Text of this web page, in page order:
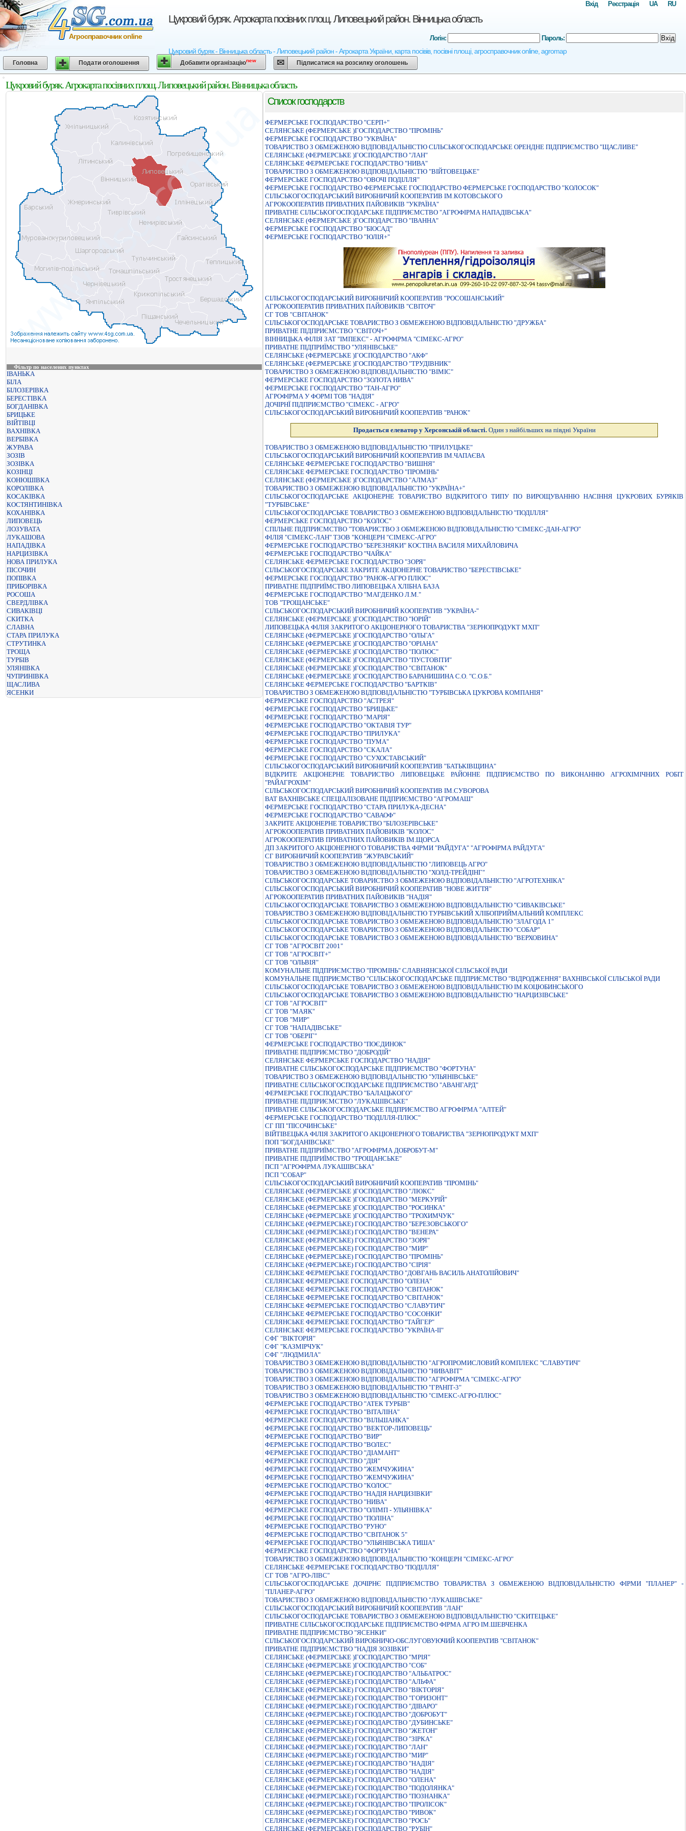
Цукровий буряк. Агрокарта посівних площ. Липовецький район. Вінницька область
Цукровий буряк - Вінницька область - Липовецький район - Агрокарта України, карта посівів, посівні площі, агросправочник online, agromap
Агросправочник online
RU
UA
Реєстрація
Вхід
Логін: Пароль: Вхід
Головна Подати оголошення Добавити організаціюnew Підписатися на розсилку оголошень
Цукровий буряк. Агрокарта посівних площ. Липовецький район. Вінницька область
Фільтр по населених пунктах
ІВАНЬКА
БІЛА
БІЛОЗЕРІВКА
БЕРЕСТІВКА
БОГДАНІВКА
БРИЦЬКЕ
ВІЙТІВЦІ
ВАХНІВКА
ВЕРБІВКА
ЖУРАВА
ЗОЗІВ
ЗОЗІВКА
КОЗІНЦІ
КОНЮШІВКА
КОРОЛІВКА
КОСАКІВКА
КОСТЯНТИНІВКА
КОХАНІВКА
ЛИПОВЕЦЬ
ЛОЗУВАТА
ЛУКАШОВА
НАПАДІВКА
НАРЦИЗІВКА
НОВА ПРИЛУКА
ПІСОЧИН
ПОПІВКА
ПРИБОРІВКА
РОСОША
СВЕРДЛІВКА
СИВАКІВЦІ
СКИТКА
СЛАВНА
СТАРА ПРИЛУКА
СТРУТИНКА
ТРОЩА
ТУРБІВ
УЛЯНІВКА
ЧУПРИНІВКА
ЩАСЛИВА
ЯСЕНКИ
Список господарств
ФЕРМЕРСЬКЕ ГОСПОДАРСТВО "СЕРП+"
СЕЛЯНСЬКЕ (ФЕРМЕРСЬКЕ )ГОСПОДАРСТВО "ПРОМIНЬ"
ФЕРМЕРСЬКЕ ГОСПОДАРСТВО "УКРАЇНА"
ТОВАРИСТВО З ОБМЕЖЕНОЮ ВІДПОВІДАЛЬНІСТЮ СІЛЬСЬКОГОСПОДАРСЬКЕ ОРЕНДНЕ ПІДПРИЄМСТВО "ЩАСЛИВЕ"
СЕЛЯНСЬКЕ (ФЕРМЕРСЬКЕ )ГОСПОДАРСТВО "ЛАН"
СЕЛЯНСЬКЕ ФЕРМЕРСЬКЕ ГОСПОДАРСТВО "НИВА"
ТОВАРИСТВО З ОБМЕЖЕНОЮ ВІДПОВІДАЛЬНІСТЮ "ВІЙТОВЕЦЬКЕ"
ФЕРМЕРСЬКЕ ГОСПОДАРСТВО "ОВОЧІ ПОДІЛЛЯ"
ФЕРМЕРСЬКЕ ГОСПОДАРСТВО ФЕРМЕРСЬКЕ ГОСПОДАРСТВО ФЕРМЕРСЬКЕ ГОСПОДАРСТВО "КОЛОСОК"
СIЛЬСЬКОГОСПОДАРСЬКИЙ ВИРОБНИЧИЙ КООПЕРАТИВ IМ.КОТОВСЬКОГО
АГРОКООПЕРАТИВ ПРИВАТНИХ ПАЙОВИКІВ "УКРАЇНА"
ПРИВАТНЕ СIЛЬСЬКОГОСПОДАРСЬКЕ ПIДПРИЄМСТВО "АГРОФIРМА НАПАДIВСЬКА"
СЕЛЯНСЬКЕ (ФЕРМЕРСЬКЕ )ГОСПОДАРСТВО "IВАННА"
ФЕРМЕРСЬКЕ ГОСПОДАРСТВО "БІОСАД"
ФЕРМЕРСЬКЕ ГОСПОДАРСТВО "ЮЛІЯ+"
СIЛЬСЬКОГОСПОДАРСЬКИЙ ВИРОБНИЧИЙ КООПЕРАТИВ "РОСОШАНСЬКИЙ"
АГРОКООПЕРАТИВ ПРИВАТНИХ ПАЙОВИКIВ "СВIТОЧ"
СГ ТОВ "СВІТАНОК"
СIЛЬСЬКОГОСПОДАРСЬКЕ ТОВАРИСТВО З ОБМЕЖЕНОЮ ВIДПОВIДАЛЬНIСТЮ "ДРУЖБА"
ПРИВАТНЕ ПIДПРИЄМСТВО "СВIТОЧ+"
ВІННИЦЬКА ФІЛІЯ ЗАТ "ІМПЕКС" - АГРОФІРМА "СІМЕКС-АГРО"
ПРИВАТНЕ ПIДПРИЇМСТВО "УЛЯНIВСЬКЕ"
СЕЛЯНСЬКЕ (ФЕРМЕРСЬКЕ )ГОСПОДАРСТВО "АКФ"
СЕЛЯНСЬКЕ (ФЕРМЕРСЬКЕ )ГОСПОДАРСТВО "ТРУДIВНИК"
ТОВАРИСТВО З ОБМЕЖЕНОЮ ВІДПОВІДАЛЬНІСТЮ "ВІМІС"
ФЕРМЕРСЬКЕ ГОСПОДАРСТВО "ЗОЛОТА НИВА"
ФЕРМЕРСЬКЕ ГОСПОДАРСТВО "ТАН-АГРО"
АГРОФІРМА У ФОРМІ ТОВ "НАДІЯ"
ДОЧІРНЇ ПІДПРИЄМСТВО "СІМЕКС - АГРО"
СIЛЬСЬКОГОСПОДАРСЬКИЙ ВИРОБНИЧИЙ КООПЕРАТИВ "РАНОК"
Продається елеватор у Херсонській області. Один з найбільших на півдні України
ТОВАРИСТВО З ОБМЕЖЕНОЮ ВIДПОВIДАЛЬНIСТЮ "ПРИЛУЦЬКЕ"
СIЛЬСЬКОГОСПОДАРСЬКИЙ ВИРОБНИЧИЙ КООПЕРАТИВ IМ.ЧАПАЄВА
СЕЛЯНСЬКЕ ФЕРМЕРСЬКЕ ГОСПОДАРСТВО "ВИШНЯ"
СЕЛЯНСЬКЕ ФЕРМЕРСЬКЕ ГОСПОДАРСТВО "ПРОМІНЬ"
СЕЛЯНСЬКЕ (ФЕРМЕРСЬКЕ )ГОСПОДАРСТВО "АЛМАЗ"
ТОВАРИСТВО З ОБМЕЖЕНОЮ ВIДПОВIДАЛЬНIСТЮ "УКРАЇНА+"
СIЛЬСЬКОГОСПОДАРСЬКЕ АКЦIОНЕРНЕ ТОВАРИСТВО ВIДКРИТОГО ТИПУ ПО ВИРОЩУВАННЮ НАСIННЯ ЦУКРОВИХ БУРЯКIВ
"ТУРБIВСЬКЕ"
СIЛЬСЬКОГОСПОДАРСЬКЕ ТОВАРИСТВО З ОБМЕЖЕНОЮ ВIДПОВIДАЛЬНIСТЮ "ПОДIЛЛЯ"
ФЕРМЕРСЬКЕ ГОСПОДАРСТВО "КОЛОС"
СПIЛЬНЕ ПIДПРИЄМСТВО "ТОВАРИСТВО З ОБМЕЖЕНОЮ ВIДПОВIДАЛЬНIСТЮ "СIМЕКС-ДАН-АГРО"
ФIЛIЯ "СIМЕКС-ЛАН" ТЗОВ "КОНЦЕРН "СIМЕКС-АГРО"
ФЕРМЕРСЬКЕ ГОСПОДАРСТВО "БЕРЕЗНЯКИ" КОСТIНА ВАСИЛЯ МИХАЙЛОВИЧА
ФЕРМЕРСЬКЕ ГОСПОДАРСТВО "ЧАЙКА"
СЕЛЯНСЬКЕ ФЕРМЕРСЬКЕ ГОСПОДАРСТВО "ЗОРЯ"
СІЛЬСЬКОГОСПОДАРСЬКЕ ЗАКРИТЕ АКЦІОНЕРНЕ ТОВАРИСТВО "БЕРЕСТІВСЬКЕ"
ФЕРМЕРСЬКЕ ГОСПОДАРСТВО "РАНОК-АГРО ПЛЮС"
ПРИВАТНЕ ПIДПРИЇМСТВО ЛИПОВЕЦЬКА ХЛIБНА БАЗА
ФЕРМЕРСЬКЕ ГОСПОДАРСТВО "МАГДЕНКО Л.М."
ТОВ "ТРОЩАНСЬКЕ"
СIЛЬСЬКОГОСПОДАРСЬКИЙ ВИРОБНИЧИЙ КООПЕРАТИВ "УКРАЇНА-"
СЕЛЯНСЬКЕ (ФЕРМЕРСЬКЕ )ГОСПОДАРСТВО "ЮРIЙ"
ЛИПОВЕЦЬКА ФIЛIЯ ЗАКРИТОГО АКЦIОНЕРНОГО ТОВАРИСТВА "ЗЕРНОПРОДУКТ МХП"
СЕЛЯНСЬКЕ (ФЕРМЕРСЬКЕ )ГОСПОДАРСТВО "ОЛЬГА"
СЕЛЯНСЬКЕ (ФЕРМЕРСЬКЕ )ГОСПОДАРСТВО "ОРІАНА"
СЕЛЯНСЬКЕ (ФЕРМЕРСЬКЕ )ГОСПОДАРСТВО "ПОЛЮС"
СЕЛЯНСЬКЕ (ФЕРМЕРСЬКЕ )ГОСПОДАРСТВО "ПУСТОВIТИ"
СЕЛЯНСЬКЕ (ФЕРМЕРСЬКЕ )ГОСПОДАРСТВО "СВIТАНОК"
СЕЛЯНСЬКЕ (ФЕРМЕРСЬКЕ )ГОСПОДАРСТВО БАРАНИШИНА С.О. "С.О.Б."
СЕЛЯНСЬКЕ ФЕРМЕРСЬКЕ ГОСПОДАРСТВО "БАРТКIВ"
ТОВАРИСТВО З ОБМЕЖЕНОЮ ВІДПОВІДАЛЬНІСТЮ "ТУРБІВСЬКА ЦУКРОВА КОМПАНІЯ"
ФЕРМЕРСЬКЕ ГОСПОДАРСТВО "АСТРЕЯ"
ФЕРМЕРСЬКЕ ГОСПОДАРСТВО "БРИЦЬКЕ"
ФЕРМЕРСЬКЕ ГОСПОДАРСТВО "МАРIЯ"
ФЕРМЕРСЬКЕ ГОСПОДАРСТВО "ОКТАВIЯ ТУР"
ФЕРМЕРСЬКЕ ГОСПОДАРСТВО "ПРИЛУКА"
ФЕРМЕРСЬКЕ ГОСПОДАРСТВО "ПУМА"
ФЕРМЕРСЬКЕ ГОСПОДАРСТВО "СКАЛА"
ФЕРМЕРСЬКЕ ГОСПОДАРСТВО "СУХОСТАВСЬКИЙ"
СІЛЬСЬКОГОСПОДАРСЬКИЙ ВИРОБНИЧИЙ КООПЕРАТИВ "БАТЬКІВЩИНА"
ВІДКРИТЕ АКЦІОНЕРНЕ ТОВАРИСТВО ЛИПОВЕЦЬКЕ РАЙОННЕ ПІДПРИЄМСТВО ПО ВИКОНАННЮ АГРОХІМІЧНИХ РОБІТ
"РАЙАГРОХІМ"
СІЛЬСЬКОГОСПОДАРСЬКИЙ ВИРОБНИЧИЙ КООПЕРАТИВ ІМ.СУВОРОВА
ВАТ ВАХНІВСЬКЕ СПЕЦІАЛІЗОВАНЕ ПІДПРИЄМСТВО "АГРОМАШ"
ФЕРМЕРСЬКЕ ГОСПОДАРСТВО "СТАРА ПРИЛУКА-ДЕСНА"
ФЕРМЕРСЬКЕ ГОСПОДАРСТВО "САВАОФ"
ЗАКРИТЕ АКЦIОНЕРНЕ ТОВАРИСТВО "БIЛОЗЕРIВСЬКЕ"
АГРОКООПЕРАТИВ ПРИВАТНИХ ПАЙОВИКІВ "КОЛОС"
АГРОКООПЕРАТИВ ПРИВАТНИХ ПАЙОВИКІВ ІМ.ЩОРСА
ДП ЗАКРИТОГО АКЦІОНЕРНОГО ТОВАРИСТВА ФІРМИ "РАЙДУГА" "АГРОФІРМА РАЙДУГА"
СГ ВИРОБНИЧИЙ КООПЕРАТИВ "ЖУРАВСЬКИЙ"
ТОВАРИСТВО З ОБМЕЖЕНОЮ ВIДПОВIДАЛЬНIСТЮ "ЛИПОВЕЦЬ АГРО"
ТОВАРИСТВО З ОБМЕЖЕНОЮ ВIДПОВIДАЛЬНIСТЮ "ХОЛД-ТРЕЙДIНГ"
СIЛЬСЬКОГОСПОДАРСЬКЕ ТОВАРИСТВО З ОБМЕЖЕНОЮ ВIДПОВIДАЛЬНIСТЮ "АГРОТЕХНIКА"
СІЛЬСЬКОГОСПОДАРСЬКИЙ ВИРОБНИЧИЙ КООПЕРАТИВ "НОВЕ ЖИТТЯ"
АГРОКООПЕРАТИВ ПРИВАТНИХ ПАЙОВИКІВ "НАДІЯ"
СIЛЬСЬКОГОСПОДАРСЬКЕ ТОВАРИСТВО З ОБМЕЖЕНОЮ ВIДПОВIДАЛЬНIСТЮ "СИВАКIВСЬКЕ"
ТОВАРИСТВО З ОБМЕЖЕНОЮ ВIДПОВIДАЛЬНIСТЮ ТУРБIВСЬКИЙ ХЛIБОПРИЙМАЛЬНИЙ КОМПЛЕКС
СIЛЬСЬКОГОСПОДАРСЬКЕ ТОВАРИСТВО З ОБМЕЖЕНОЮ ВIДПОВIДАЛЬНIСТЮ "ЗЛАГОДА 1"
СIЛЬСЬКОГОСПОДАРСЬКЕ ТОВАРИСТВО З ОБМЕЖЕНОЮ ВIДПОВIДАЛЬНIСТЮ "СОБАР"
СІЛЬСЬКОГОСПОДАРСЬКЕ ТОВАРИСТВО З ОБМЕЖЕНОЮ ВІДПОВІДАЛЬНІСТЮ "ВЕРХОВИНА"
СГ ТОВ "АГРОСВІТ 2001"
СГ ТОВ "АГРОСВІТ+"
СГ ТОВ "ОЛЬВІЯ"
КОМУНАЛЬНЕ ПІДПРИЄМСТВО "ПРОМІНЬ" СЛАВНЯНСЬКОЇ СІЛЬСЬКОЇ РАДИ
КОМУНАЛЬНЕ ПІДПРИЄМСТВО "СІЛЬСЬКОГОСПОДАРСЬКЕ ПІДПРИЄМСТВО "ВІДРОДЖЕННЯ" ВАХНІВСЬКОЇ СІЛЬСЬКОЇ РАДИ
СІЛЬСЬКОГОСПОДАРСЬКЕ ТОВАРИСТВО З ОБМЕЖЕНОЮ ВІДПОВІДАЛЬНІСТЮ ІМ.КОЦЮБИНСЬКОГО
СIЛЬСЬКОГОСПОДАРСЬКЕ ТОВАРИСТВО З ОБМЕЖЕНОЮ ВIДПОВIДАЛЬНIСТЮ "НАРЦИЗIВСЬКЕ"
СГ ТОВ "АГРОСВІТ"
СГ ТОВ "МАЯК"
СГ ТОВ "МИР"
СГ ТОВ "НАПАДІВСЬКЕ"
СГ ТОВ "ОБЕРІГ"
ФЕРМЕРСЬКЕ ГОСПОДАРСТВО "ПОЄДИНОК"
ПРИВАТНЕ ПIДПРИЄМСТВО "ДОБРОДIЙ"
СЕЛЯНСЬКЕ ФЕРМЕРСЬКЕ ГОСПОДАРСТВО "НАДIЯ"
ПРИВАТНЕ СIЛЬСЬКОГОСПОДАРСЬКЕ ПIДПРИЄМСТВО "ФОРТУНА"
ТОВАРИСТВО З ОБМЕЖЕНОЮ ВIДПОВIДАЛЬНIСТЮ "УЛЬЯНIВСЬКЕ"
ПРИВАТНЕ СІЛЬСЬКОГОСПОДАРСЬКЕ ПІДПРИЄМСТВО "АВАНГАРД"
ФЕРМЕРСЬКЕ ГОСПОДАРСТВО "БАЛАЦЬКОГО"
ПРИВАТНЕ ПІДПРИЄМСТВО "ЛУКАШІВСЬКЕ"
ПРИВАТНЕ СІЛЬСЬКОГОСПОДАРСЬКЕ ПІДПРИЄМСТВО АГРОФІРМА "АЛТЕЙ"
ФЕРМЕРСЬКЕ ГОСПОДАРСТВО "ПОДIЛЛЯ-ПЛЮС"
СГ ПП "ПІСОЧИНСЬКЕ"
ВIЙТIВЕЦЬКА ФIЛIЯ ЗАКРИТОГО АКЦIОНЕРНОГО ТОВАРИСТВА "ЗЕРНОПРОДУКТ МХП"
ПОП "БОГДАНІВСЬКЕ"
ПРИВАТНЕ ПIДПРИЇМСТВО "АГРОФIРМА ДОБРОБУТ-М"
ПРИВАТНЕ ПIДПРИЇМСТВО "ТРОЩАНСЬКЕ"
ПСП "АГРОФІРМА ЛУКАШІВСЬКА"
ПСП "СОБАР"
СIЛЬСЬКОГОСПОДАРСЬКИЙ ВИРОБНИЧИЙ КООПЕРАТИВ "ПРОМIНЬ"
СЕЛЯНСЬКЕ (ФЕРМЕРСЬКЕ )ГОСПОДАРСТВО "ЛЮКС"
СЕЛЯНСЬКЕ (ФЕРМЕРСЬКЕ )ГОСПОДАРСТВО "МЕРКУРIЙ"
СЕЛЯНСЬКЕ (ФЕРМЕРСЬКЕ )ГОСПОДАРСТВО "РОСИНКА"
СЕЛЯНСЬКЕ (ФЕРМЕРСЬКЕ )ГОСПОДАРСТВО "ТРОХИМЧУК"
СЕЛЯНСЬКЕ (ФЕРМЕРСЬКЕ) ГОСПОДАРСТВО "БЕРЕЗОВСЬКОГО"
СЕЛЯНСЬКЕ (ФЕРМЕРСЬКЕ) ГОСПОДАРСТВО "ВЕНЕРА"
СЕЛЯНСЬКЕ (ФЕРМЕРСЬКЕ) ГОСПОДАРСТВО "ЗОРЯ"
СЕЛЯНСЬКЕ (ФЕРМЕРСЬКЕ) ГОСПОДАРСТВО "МИР"
СЕЛЯНСЬКЕ (ФЕРМЕРСЬКЕ) ГОСПОДАРСТВО "ПРОМIНЬ"
СЕЛЯНСЬКЕ (ФЕРМЕРСЬКЕ) ГОСПОДАРСТВО "СIРIЯ"
СЕЛЯНСЬКЕ ФЕРМЕРСЬКЕ ГОСПОДАРСТВО "ДОВГАНЬ ВАСИЛЬ АНАТОЛIЙОВИЧ"
СЕЛЯНСЬКЕ ФЕРМЕРСЬКЕ ГОСПОДАРСТВО "ОЛЕНА"
СЕЛЯНСЬКЕ ФЕРМЕРСЬКЕ ГОСПОДАРСТВО "СВIТАНОК"
СЕЛЯНСЬКЕ ФЕРМЕРСЬКЕ ГОСПОДАРСТВО "СВІТАНОК"
СЕЛЯНСЬКЕ ФЕРМЕРСЬКЕ ГОСПОДАРСТВО "СЛАВУТИЧ"
СЕЛЯНСЬКЕ ФЕРМЕРСЬКЕ ГОСПОДАРСТВО "СОСОНКИ"
СЕЛЯНСЬКЕ ФЕРМЕРСЬКЕ ГОСПОДАРСТВО "ТАЙГЕР"
СЕЛЯНСЬКЕ ФЕРМЕРСЬКЕ ГОСПОДАРСТВО "УКРАЇНА-II"
СФГ "ВІКТОРІЯ"
СФГ "КАЗМІРЧУК"
СФГ "ЛЮДМИЛА"
ТОВАРИСТВО З ОБМЕЖЕНОЮ ВIДПОВIДАЛЬНIСТЮ "АГРОПРОМИСЛОВИЙ КОМПЛЕКС "СЛАВУТИЧ"
ТОВАРИСТВО З ОБМЕЖЕНОЮ ВIДПОВIДАЛЬНIСТЮ "НИВАВIТ"
ТОВАРИСТВО З ОБМЕЖЕНОЮ ВІДПОВІДАЛЬНІСТЮ "АГРОФІРМА "СІМЕКС-АГРО"
ТОВАРИСТВО З ОБМЕЖЕНОЮ ВІДПОВІДАЛЬНІСТЮ "ГРАНІТ-3"
ТОВАРИСТВО З ОБМЕЖЕНОЮ ВІДПОВІДАЛЬНІСТЮ "СІМЕКС-АГРО-ПЛЮС"
ФЕРМЕРСЬКЕ ГОСПОДАРСТВО "АТЕК ТУРБIВ"
ФЕРМЕРСЬКЕ ГОСПОДАРСТВО "ВIТАЛIНА"
ФЕРМЕРСЬКЕ ГОСПОДАРСТВО "ВІЛЬШАНКА"
ФЕРМЕРСЬКЕ ГОСПОДАРСТВО "ВЕКТОР-ЛИПОВЕЦЬ"
ФЕРМЕРСЬКЕ ГОСПОДАРСТВО "ВИР"
ФЕРМЕРСЬКЕ ГОСПОДАРСТВО "ВОЛЕС"
ФЕРМЕРСЬКЕ ГОСПОДАРСТВО "ДIАМАНТ"
ФЕРМЕРСЬКЕ ГОСПОДАРСТВО "ДIЯ"
ФЕРМЕРСЬКЕ ГОСПОДАРСТВО "ЖЕМЧУЖИНА"
ФЕРМЕРСЬКЕ ГОСПОДАРСТВО "ЖЕМЧУЖИНА"
ФЕРМЕРСЬКЕ ГОСПОДАРСТВО "КОЛОС"
ФЕРМЕРСЬКЕ ГОСПОДАРСТВО "НАДIЯ НАРЦИЗIВКИ"
ФЕРМЕРСЬКЕ ГОСПОДАРСТВО "НИВА"
ФЕРМЕРСЬКЕ ГОСПОДАРСТВО "ОЛIМП - УЛЬЯНIВКА"
ФЕРМЕРСЬКЕ ГОСПОДАРСТВО "ПОЛIНА"
ФЕРМЕРСЬКЕ ГОСПОДАРСТВО "РУНО"
ФЕРМЕРСЬКЕ ГОСПОДАРСТВО "СВIТАНОК 5"
ФЕРМЕРСЬКЕ ГОСПОДАРСТВО "УЛЬЯНIВСЬКА ТИША"
ФЕРМЕРСЬКЕ ГОСПОДАРСТВО "ФОРТУНА"
ТОВАРИСТВО З ОБМЕЖЕНОЮ ВIДПОВIДАЛЬНIСТЮ "КОНЦЕРН "СIМЕКС-АГРО"
СЕЛЯНСЬКЕ ФЕРМЕРСЬКЕ ГОСПОДАРСТВО "ПОДІЛЛЯ"
СГ ТОВ "АГРО-ЛІВС"
СIЛЬСЬКОГОСПОДАРСЬКЕ ДОЧIРНЄ ПIДПРИЄМСТВО ТОВАРИСТВА З ОБМЕЖЕНОЮ ВIДПОВIДАЛЬНIСТЮ ФIРМИ "ПЛАНЕР" -
"ПЛАНЕР-АГРО"
ТОВАРИСТВО З ОБМЕЖЕНОЮ ВIДПОВIДАЛЬНIСТЮ "ЛУКАШIВСЬКЕ"
СIЛЬСЬКОГОСПОДАРСЬКИЙ ВИРОБНИЧИЙ КООПЕРАТИВ "ЛАН"
СІЛЬСЬКОГОСПОДАРСЬКЕ ТОВАРИСТВО З ОБМЕЖЕНОЮ ВІДПОВІДАЛЬНІСТЮ "СКИТЕЦЬКЕ"
ПРИВАТНЕ СІЛЬСЬКОГОСПОДАРСЬКЕ ПІДПРИЄМСТВО ФІРМА АГРО ІМ.ШЕВЧЕНКА
ПРИВАТНЕ ПIДПРИЄМСТВО "ЯСЕНКИ"
СІЛЬСЬКОГОСПОДАРСЬКИЙ ВИРОБНИЧО-ОБСЛУГОВУЮЧИЙ КООПЕРАТИВ "СВІТАНОК"
ПРИВАТНЕ ПIДПРИЄМСТВО "НАДIЯ ЗОЗIВКИ"
СЕЛЯНСЬКЕ (ФЕРМЕРСЬКЕ )ГОСПОДАРСТВО "МРIЯ"
СЕЛЯНСЬКЕ (ФЕРМЕРСЬКЕ )ГОСПОДАРСТВО "СОБ"
СЕЛЯНСЬКЕ (ФЕРМЕРСЬКЕ) ГОСПОДАРСТВО "АЛЬБАТРОС"
СЕЛЯНСЬКЕ (ФЕРМЕРСЬКЕ) ГОСПОДАРСТВО "АЛЬФА"
СЕЛЯНСЬКЕ (ФЕРМЕРСЬКЕ) ГОСПОДАРСТВО "ВIКТОРIЯ"
СЕЛЯНСЬКЕ (ФЕРМЕРСЬКЕ) ГОСПОДАРСТВО "ГОРИЗОНТ"
СЕЛЯНСЬКЕ (ФЕРМЕРСЬКЕ) ГОСПОДАРСТВО "ДIВАРО"
СЕЛЯНСЬКЕ (ФЕРМЕРСЬКЕ) ГОСПОДАРСТВО "ДОБРОБУТ"
СЕЛЯНСЬКЕ (ФЕРМЕРСЬКЕ) ГОСПОДАРСТВО "ДУБИНСЬКЕ"
СЕЛЯНСЬКЕ (ФЕРМЕРСЬКЕ) ГОСПОДАРСТВО "ЖЕТОН"
СЕЛЯНСЬКЕ (ФЕРМЕРСЬКЕ) ГОСПОДАРСТВО "ЗIРКА"
СЕЛЯНСЬКЕ (ФЕРМЕРСЬКЕ) ГОСПОДАРСТВО "ЛАН"
СЕЛЯНСЬКЕ (ФЕРМЕРСЬКЕ) ГОСПОДАРСТВО "МИР"
СЕЛЯНСЬКЕ (ФЕРМЕРСЬКЕ) ГОСПОДАРСТВО "НАДIЯ"
СЕЛЯНСЬКЕ (ФЕРМЕРСЬКЕ) ГОСПОДАРСТВО "НАДIЯ"
СЕЛЯНСЬКЕ (ФЕРМЕРСЬКЕ) ГОСПОДАРСТВО "ОЛЕНА"
СЕЛЯНСЬКЕ (ФЕРМЕРСЬКЕ) ГОСПОДАРСТВО "ПОДОЛЯНКА"
СЕЛЯНСЬКЕ (ФЕРМЕРСЬКЕ) ГОСПОДАРСТВО "ПОЗНАНКА"
СЕЛЯНСЬКЕ (ФЕРМЕРСЬКЕ) ГОСПОДАРСТВО "ПРОЛIСОК"
СЕЛЯНСЬКЕ (ФЕРМЕРСЬКЕ) ГОСПОДАРСТВО "РИВОК"
СЕЛЯНСЬКЕ (ФЕРМЕРСЬКЕ) ГОСПОДАРСТВО "РОСЬ"
СЕЛЯНСЬКЕ (ФЕРМЕРСЬКЕ) ГОСПОДАРСТВО "РУБIН"